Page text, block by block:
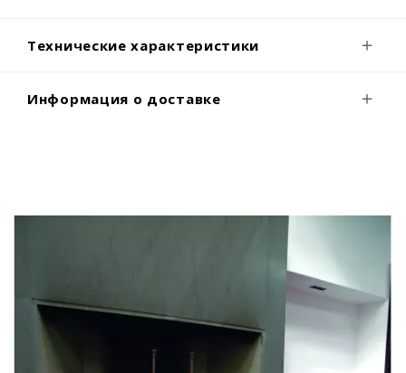
Технические характеристики
Информация о доставке